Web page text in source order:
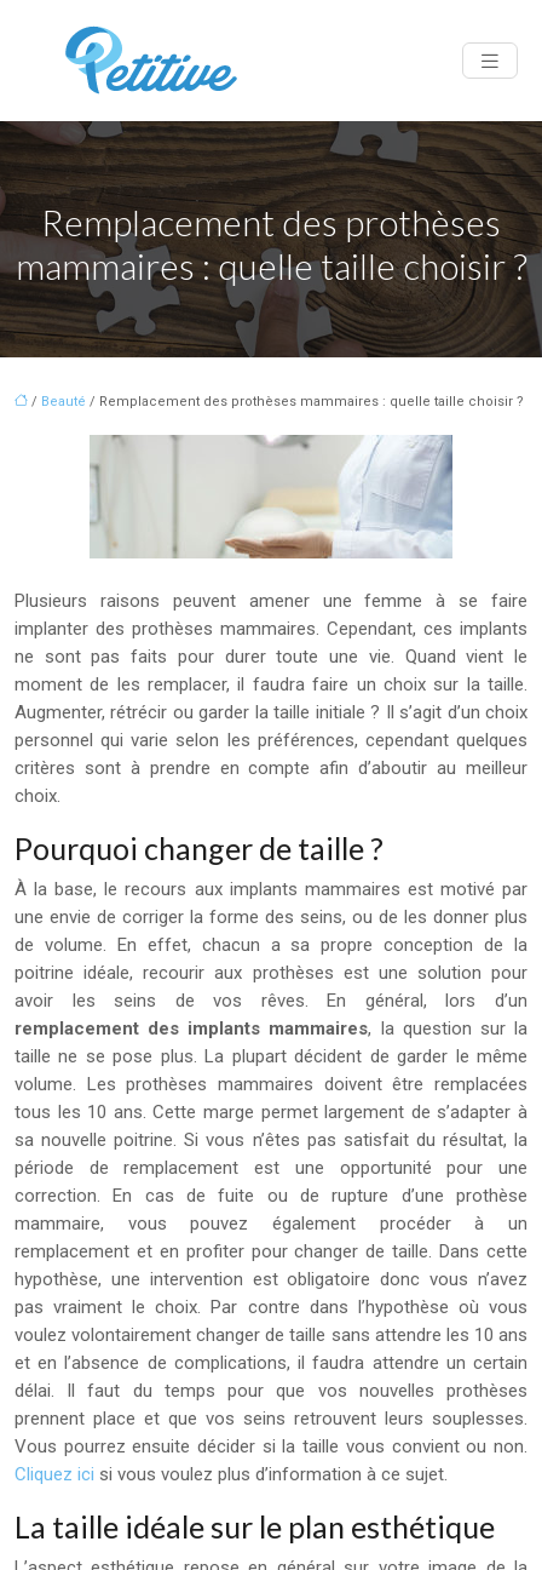
Remplacement des prothèses
mammaires : quelle taille choisir ?
/ Beauté / Remplacement des prothèses mammaires : quelle taille choisir ?
Plusieurs raisons peuvent amener une femme à se faire
implanter des prothèses mammaires. Cependant, ces implants
ne sont pas faits pour durer toute une vie. Quand vient le
moment de les remplacer, il faudra faire un choix sur la taille.
Augmenter, rétrécir ou garder la taille initiale ? Il s’agit d’un choix
personnel qui varie selon les préférences, cependant quelques
critères sont à prendre en compte afin d’aboutir au meilleur
choix.
Pourquoi changer de taille ?
À la base, le recours aux implants mammaires est motivé par
une envie de corriger la forme des seins, ou de les donner plus
de volume. En effet, chacun a sa propre conception de la
poitrine idéale, recourir aux prothèses est une solution pour
avoir les seins de vos rêves. En général, lors d’un
remplacement des implants mammaires, la question sur la
taille ne se pose plus. La plupart décident de garder le même
volume. Les prothèses mammaires doivent être remplacées
tous les 10 ans. Cette marge permet largement de s’adapter à
sa nouvelle poitrine. Si vous n’êtes pas satisfait du résultat, la
période de remplacement est une opportunité pour une
correction. En cas de fuite ou de rupture d’une prothèse
mammaire, vous pouvez également procéder à un
remplacement et en profiter pour changer de taille. Dans cette
hypothèse, une intervention est obligatoire donc vous n’avez
pas vraiment le choix. Par contre dans l’hypothèse où vous
voulez volontairement changer de taille sans attendre les 10 ans
et en l’absence de complications, il faudra attendre un certain
délai. Il faut du temps pour que vos nouvelles prothèses
prennent place et que vos seins retrouvent leurs souplesses.
Vous pourrez ensuite décider si la taille vous convient ou non.
Cliquez ici si vous voulez plus d’information à ce sujet.
La taille idéale sur le plan esthétique